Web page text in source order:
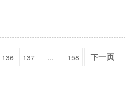
136 137 ... 158 下一页